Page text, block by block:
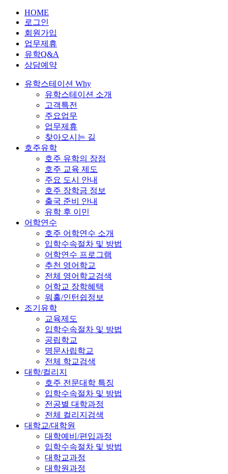
HOME
로그인
회원가입
업무제휴
유학Q&A
상담예약
유학스테이션 Why
유학스테이션 소개
고객특전
주요업무
업무제휴
찾아오시는 길
호주유학
호주 유학의 장점
호주 교육 제도
주요 도시 안내
호주 장학금 정보
출국 준비 안내
유학 후 이민
어학연수
호주 어학연수 소개
입학수속절차 및 방법
어학연수 프로그램
추천 영어학교
전체 영어학교검색
어학교 장학혜택
워홀/인턴쉽정보
조기유학
교육제도
입학수속절차 및 방법
공립학교
명문사립학교
전체 학교검색
대학/컬리지
호주 전문대학 특징
입학수속절차 및 방법
전공별 대학과정
전체 컬리지검색
대학교/대학원
대학예비/편입과정
입학수속절차 및 방법
대학교과정
대학원과정